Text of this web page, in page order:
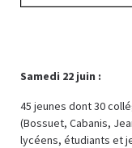
Samedi 22 juin :
45 jeunes dont 30
(Bossuet, Cabanis,
lycéens, étudiants et